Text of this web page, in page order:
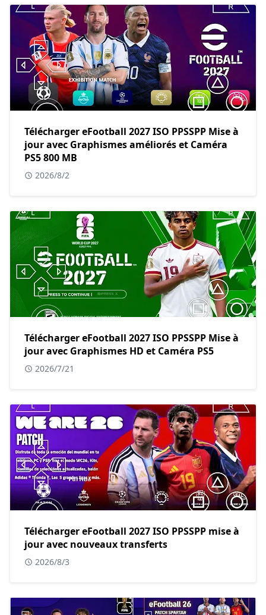
Télécharger eFootball 2027 ISO PPSSPP Mise à
jour avec Graphismes améliorés et Caméra
PS5 800 MB
2026/8/2
Télécharger eFootball 2027 ISO PPSSPP Mise à
jour avec Graphismes HD et Caméra PS5
2026/7/21
Télécharger eFootball 2027 ISO PPSSPP mise à
jour avec nouveaux transferts
2026/8/3